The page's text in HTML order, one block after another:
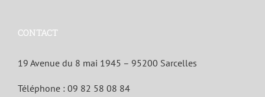
CONTACT
19 Avenue du 8 mai 1945 – 95200 Sarcelles
Téléphone : 09 82 58 08 84